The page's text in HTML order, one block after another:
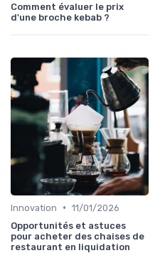
Comment évaluer le prix
d'une broche kebab ?
Innovation • 11/01/2026
Opportunités et astuces
pour acheter des chaises de
restaurant en liquidation